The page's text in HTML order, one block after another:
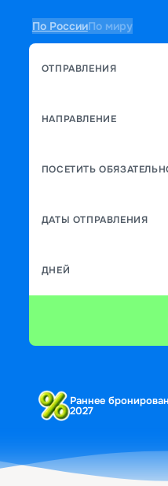
По РоссииПо миру
ОТПРАВЛЕНИЯ
НАПРАВЛЕНИЕ
ПОСЕТИТЬ
ДАТЫ ОТПРАВЛЕНИЯ
ДНЕЙ
Раннее
2027